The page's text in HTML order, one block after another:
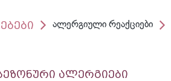
ალერგიული რეაქციები
ალერგიები